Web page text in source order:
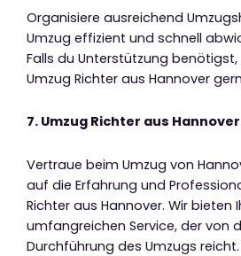
Organisiere ausreichend
Umzug effizient und schnell
Falls du Unterstützung
Umzug Richter aus Hannover
7. Umzug Richter aus
Vertraue beim Umzug von
auf die Erfahrung und
Richter aus Hannover. Wir bieten
umfangreichen Service, der von
Durchführung des Umzugs